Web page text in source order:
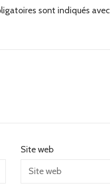
sont indiqués avec
Site web